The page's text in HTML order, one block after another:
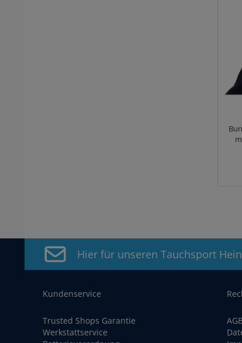
Hier für unseren Tauchsport
Kundenservice
Trusted Shops Garantie
Werkstattservice